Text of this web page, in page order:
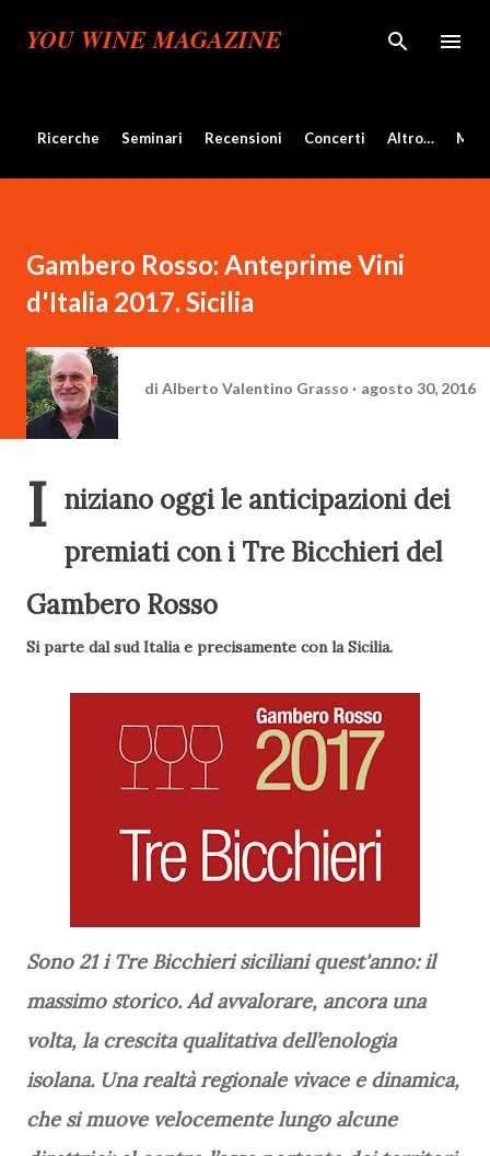
Passa ai contenuti principali
YOU WINE MAGAZINE
Ricerche Seminari Recensioni Concerti Altro…
Gambero Rosso: Anteprime Vini
d'Italia 2017. Sicilia
di Alberto Valentino Grasso agosto 30, 2016
I niziano oggi le anticipazioni dei
premiati con i Tre Bicchieri del
Gambero Rosso
Si parte dal sud Italia e precisamente con la Sicilia.
Sono 21 i Tre Bicchieri siciliani quest'anno: il
massimo storico. Ad avvalorare, ancora una
volta, la crescita qualitativa dell’enologia
isolana. Una realtà regionale vivace e dinamica,
che si muove velocemente lungo alcune